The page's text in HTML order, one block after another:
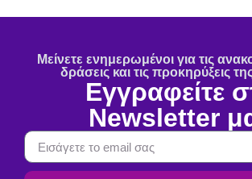
Μείνετε ενημερωμένοι για τις
δράσεις και τις προκηρύξεις
Εγγραφείτε
Newsletter